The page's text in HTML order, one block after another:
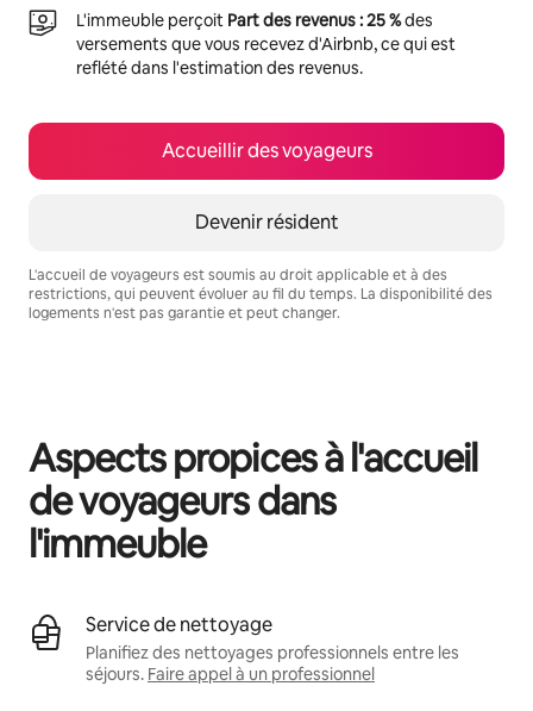
L'immeuble perçoit Part des revenus : 25 %des
versements que vous recevez d'Airbnb, ce qui est
reflété dans l'estimation des revenus.
Accueillir des voyageurs
Devenir résident
L'accueil de voyageurs est soumis au droit applicable et à des
restrictions, qui peuvent évoluer au fil du temps. La disponibilité des
logements n'est pas garantie et peut changer.
Aspects propices à l'accueil
de voyageurs dans
l'immeuble
Service de nettoyage
Planifiez des nettoyages professionnels entre les
séjours. Faire appel à un professionnel